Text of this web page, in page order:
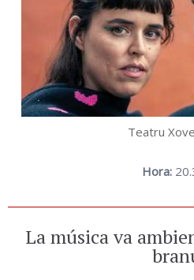
Teatru
Hora:
La música va